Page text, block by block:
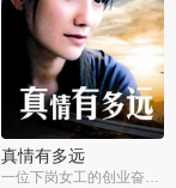
真情有多远
一位下岗女工的创业奋斗史